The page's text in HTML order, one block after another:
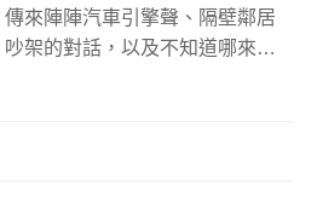
傳來陣陣汽車引擎聲、隔壁鄰居
吵架的對話，以及不知道哪來的